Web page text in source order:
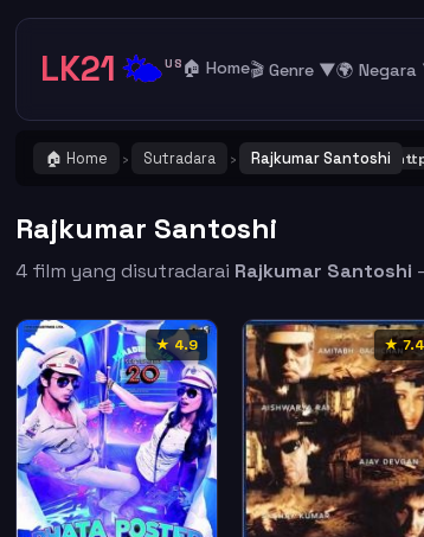
LK21🌤️US 🏠 Home🎬 Genre ▼🌍
🏠 Home › Sutradara › Rajkumar Santoshi
! Catat dan Bookmark alamat URL LK21 https://
Rajkumar Santoshi
4 film yang disutradarai Rajkumar Santoshi
★ 4.9 ★ 7.4